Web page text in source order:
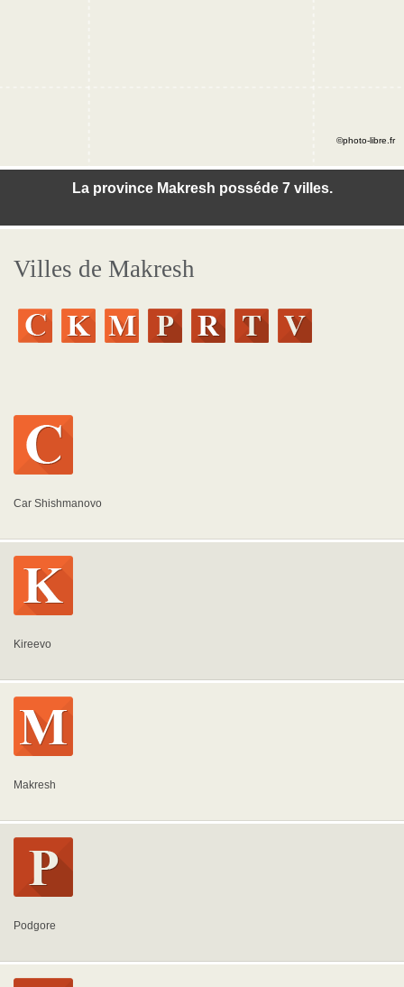
La province Makresh posséde 7 villes.
©photo-libre.fr
Villes de Makresh
Car Shishmanovo
Kireevo
Makresh
Podgore